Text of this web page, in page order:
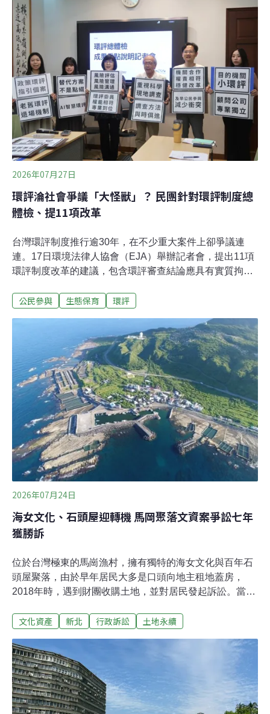
家公園署依規駁回逾期補件，不予開發許可。開發將影響
一級保育類珊瑚棲地 業者仍無保育對策滿地富遊樂區開發
案（下稱滿地富）選址落在台東縣成功鎮比西里岸部落
（Pisirian）的傳統領域，計畫於基翬海灣開發10.5公頃、
興建200間客房的渡假村。內政部海岸管理審議會7月24日
召開滿地富第六次會議。根據地球公民基金會發布會後新
聞稿，當天完成雙方民眾意見陳述及委員與開發單位答詢
後，便進行閉門審議。當日並無審議結果，主辦機關表
示，最終決議仍須
2026年07月27日
環評淪社會爭議「大怪獸」？ 民團針對環評制度總
體檢、提11項改革
台灣環評制度推行逾30年，在不少重大案件上卻爭議連
連。17日環境法律人協會（EJA）舉辦記者會，提出11項
環評制度改革的建議，包含環評審查結論應具有實質拘束
為，台灣環評已成為吸收所有社會爭議的「大怪獸」，建
11項環評總體建議 二階環評制度整併為一階環境法律人協
會（EJA）歷時一年多完成「環評制度總體檢」專案。邀
集法律、環工、文資與原民等十多個領域，逾80位專家學
者，並透過問卷與多場公民對談，累計近500人次參與，
廣泛凝聚產官學界與公民團體之共識，並於本（7）月17
日舉辦記者會，發布11項環評制度改革建議。環境法律人
協會常務理事、環評總體檢計畫主持人張譽尹指出，現行
一階環評僅為篩選程序，到二階才有範疇界定與替代方案
審查等完整程序。 「案件經常在一階、二階程序之間擺
盪。」他建議將現行二階環評制度整
公民參與 生態保育 環評
2026年07月24日
海女文化、石頭屋迎轉機 馬岡聚落文資案爭訟七年
獲勝訴
位於台灣極東的馬崗漁村，擁有獨特的海女文化與百年石
頭屋聚落，由於早年居民大多是口頭向地主租地蓋房，
2018年時，遇到財團收購土地，並對居民發起訴訟。當地
屋，卻遭新北市政府判定「不予登錄」。歷經近7年的訴
銷原處分，將重新啟動文化資產審議程序。本案訴訟代理
律師黃馨雯表示，將擴大爭取以「聚落建築群」登錄為文
化資產，呼籲新北市文化局應進行更完整的調查。歷時近
7年上訴成功 馬崗聚落登錄文化資產將重新審議位於台灣
本島最東邊的新北市貢寮區馬崗漁村，盛產九孔、海膽、
文化資產 新北 行政訴訟 土地永續